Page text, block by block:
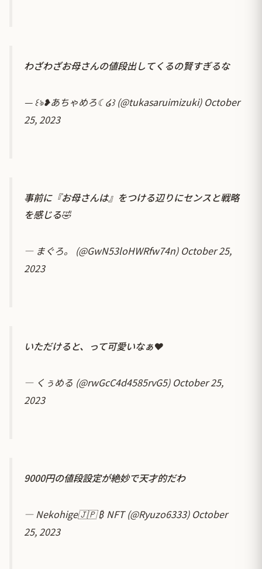
わざわざお母さんの値段出してくるの賢すぎるな
— ꒰ঌ❥あちゃめろ☾໒꒱ (@tukasaruimizuki) October
25, 2023
事前に『お母さんは』をつける辺りにセンスと戦略
を感じる🤣
— まぐろ。 (@GwN53loHWRfw74n) October 25,
2023
いただけると、って可愛いなぁ❤️
— くぅめる (@rwGcC4d4585rvG5) October 25,
2023
9000円の値段設定が絶妙で天才的だわ
— Nekohige🇯🇵 ₿ NFT (@Ryuzo6333) October
25, 2023